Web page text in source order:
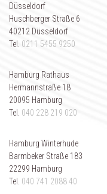
Düsseldorf
Huschberger Straße 6
40212 Düsseldorf
Tel. 0211 5455 9250
Hamburg Rathaus
Hermannstraße 18
20095 Hamburg
Tel. 040 228 219 020
Hamburg Winterhude
Barmbeker Straße 183
22299 Hamburg
Tel. 040 741 2088 40